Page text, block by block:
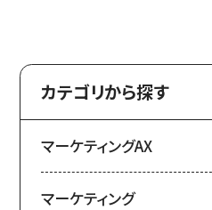
カテゴリから探す
マーケティングAX
マーケティング